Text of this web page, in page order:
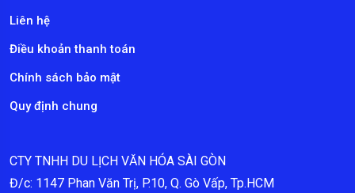
Liên hệ
Điều khoản thanh toán
Chính sách bảo mật
Quy định chung
CTY TNHH DU LỊCH VĂN HÓA SÀI GÒN
Đ/c: 1147 Phan Văn Trị, P.10, Q. Gò Vấp, Tp.HCM